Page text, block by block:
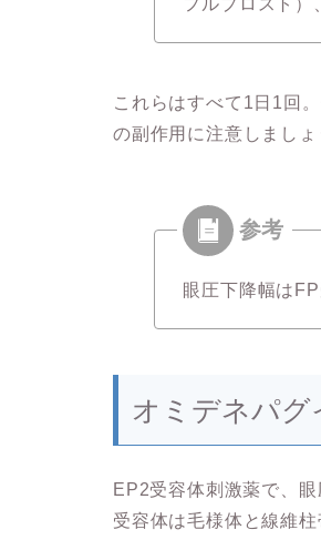
これらはすべて1日1回
の副作用に注意しまし
眼圧下降幅は
オミデネパグ
EP2受容体刺激薬で、
受容体は毛様体と線維